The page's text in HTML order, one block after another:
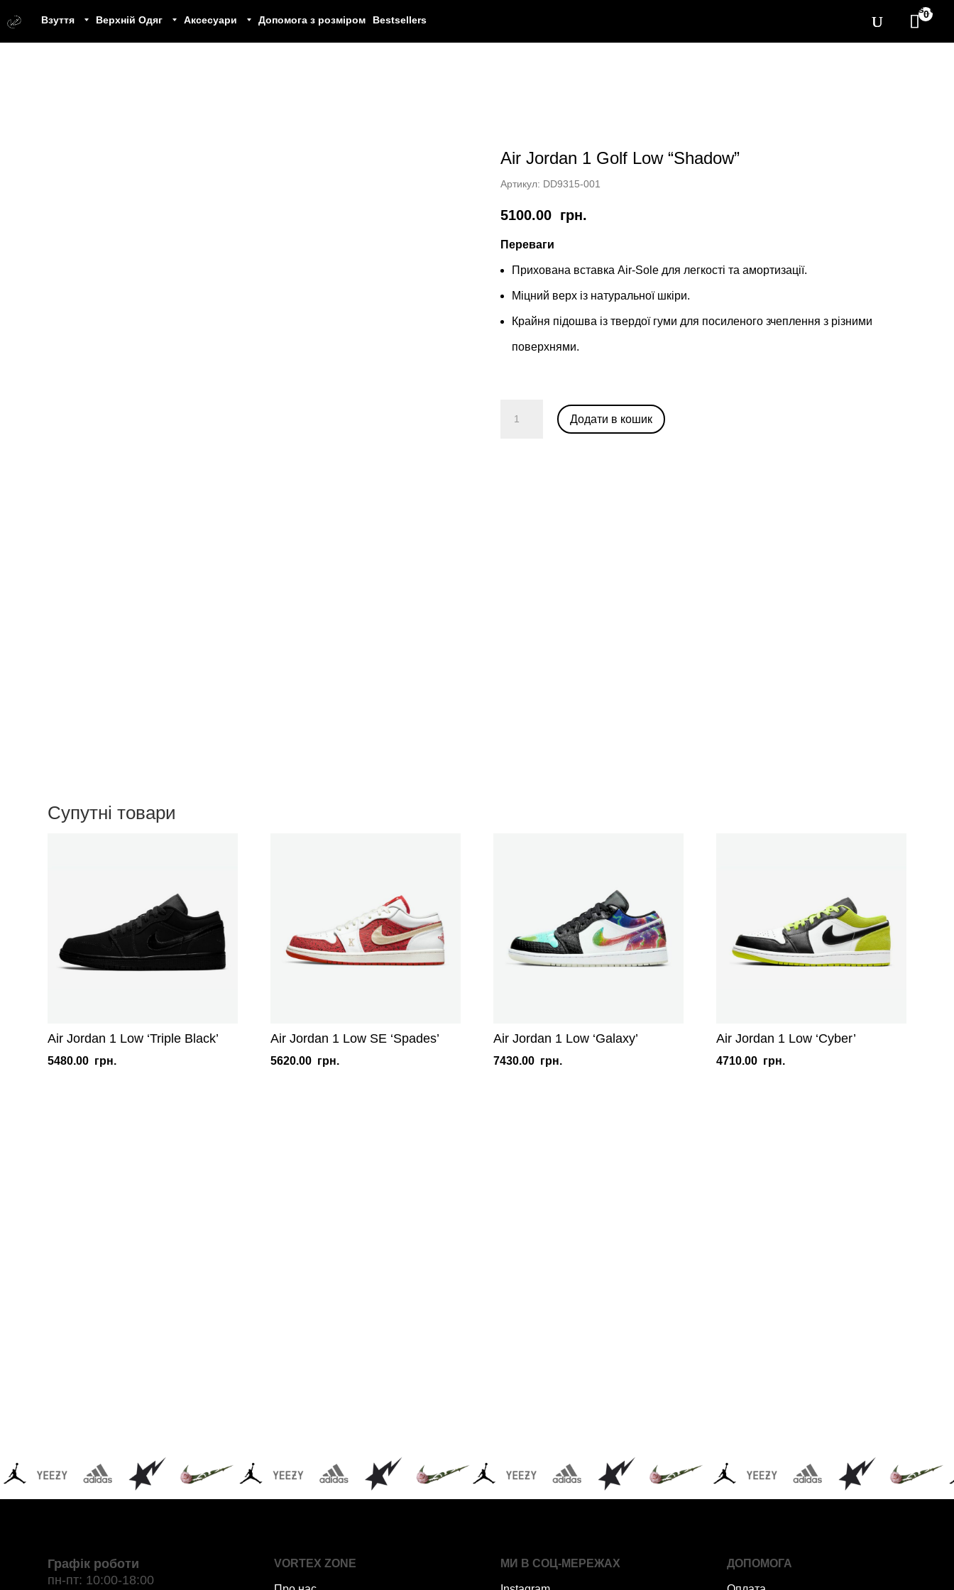
Взуття Верхній Одяг Аксесуари Допомога з розміром Bestsellers 0
Air Jordan 1 Golf Low “Shadow”
Артикул: DD9315-001
5100.00 грн.
Переваги
Прихована вставка Air-Sole для легкості та амортизації.
Міцний верх із натуральної шкіри.
Крайня підошва із твердої гуми для посиленого зчеплення з різними
поверхнями.
Jordan
Додати в кошик
Супутні товари
Air Jordan 1 Low ‘Triple Black’
5480.00 грн.
Air Jordan 1 Low SE ‘Spades’
5620.00 грн.
Air Jordan 1 Low ‘Galaxy’
7430.00 грн.
Air Jordan 1 Low ‘Cyber’
4710.00 грн.
Графік роботи
пн-пт: 10:00-18:00
VORTEX ZONE МИ В СОЦ-МЕРЕЖАХ ДОПОМОГА